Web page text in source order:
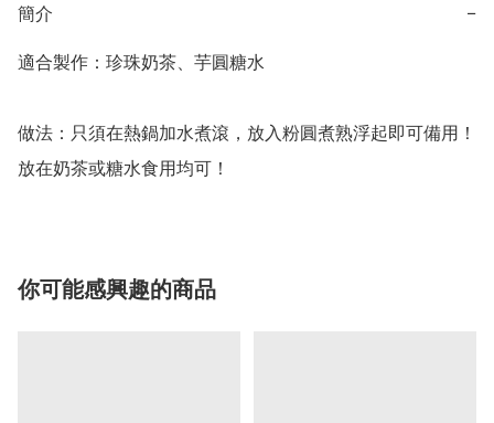
簡介
−
適合製作：珍珠奶茶、芋圓糖水
做法：只須在熱鍋加水煮滾，放入粉圓煮熟浮起即可備用！
放在奶茶或糖水食用均可！
你可能感興趣的商品